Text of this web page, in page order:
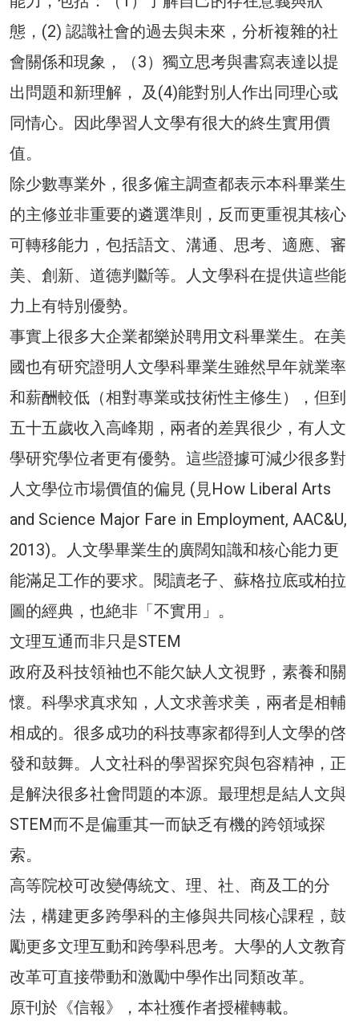
態，(2) 認識社會的過去與未來，分析複雜的社
會關係和現象，（3）獨立思考與書寫表達以提
出問題和新理解， 及(4)能對別人作出同理心或
同情心。因此學習人文學有很大的終生實用價
值。
除少數專業外，很多僱主調查都表示本科畢業生
的主修並非重要的遴選準則，反而更重視其核心
可轉移能力，包括語文、溝通、思考、適應、審
美、創新、道德判斷等。人文學科在提供這些能
力上有特別優勢。
事實上很多大企業都樂於聘用文科畢業生。在美
國也有研究證明人文學科畢業生雖然早年就業率
和薪酬較低（相對專業或技術性主修生），但到
五十五歲收入高峰期，兩者的差異很少，有人文
學研究學位者更有優勢。這些證據可減少很多對
人文學位市場價值的偏見 (見How Liberal Arts
and Science Major Fare in Employment, AAC&U,
2013)。人文學畢業生的廣闊知識和核心能力更
能滿足工作的要求。閱讀老子、蘇格拉底或柏拉
圖的經典，也絶非「不實用」。
文理互通而非只是STEM
政府及科技領袖也不能欠缺人文視野，素養和關
懷。科學求真求知，人文求善求美，兩者是相輔
相成的。很多成功的科技專家都得到人文學的啓
發和鼓舞。人文社科的學習探究與包容精神，正
是解決很多社會問題的本源。最理想是結人文與
STEM而不是偏重其一而缺乏有機的跨領域探
索。
高等院校可改變傳統文、理、社、商及工的分
法，構建更多跨學科的主修與共同核心課程，鼓
勵更多文理互動和跨學科思考。大學的人文教育
改革可直接帶動和激勵中學作出同類改革。
原刊於《信報》，本社獲作者授權轉載。